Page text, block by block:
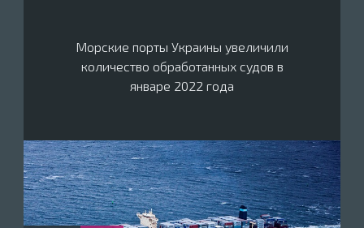
Морские порты Украины увеличили
количество обработанных судов в
январе 2022 года